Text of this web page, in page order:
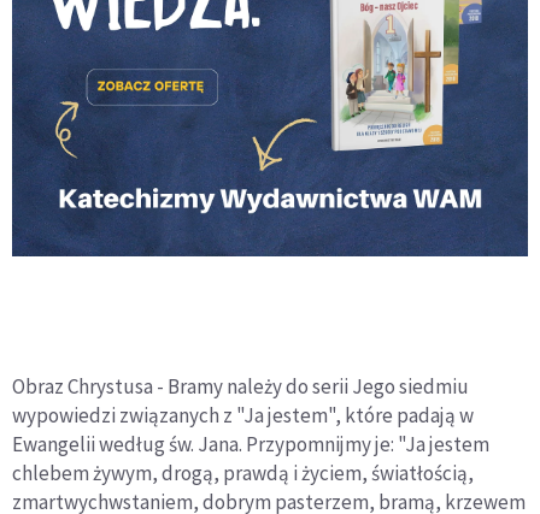
Obraz Chrystusa - Bramy należy do serii Jego siedmiu
wypowiedzi związanych z "Ja jestem", które padają w
Ewangelii według św. Jana. Przypomnijmy je: "Ja jestem
chlebem żywym, drogą, prawdą i życiem, światłością,
zmartwychwstaniem, dobrym pasterzem, bramą, krzewem